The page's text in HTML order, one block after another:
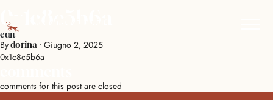
0x1c8c5b6a
edit
Bydorina • Giugno 2, 2025
0x1c8c5b6a
comments for this post are closed